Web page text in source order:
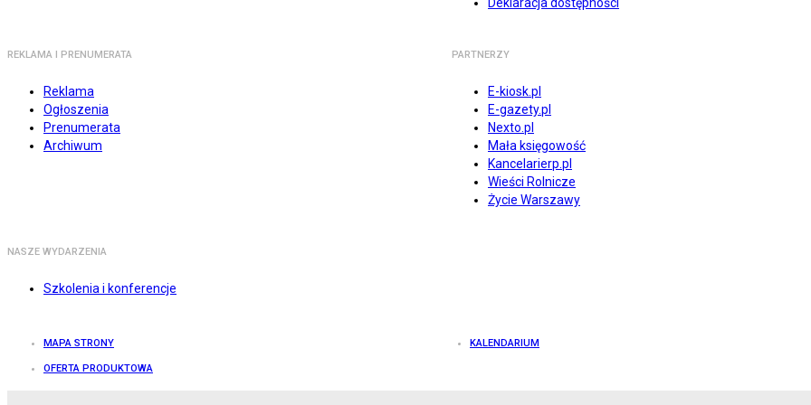
REKLAMA I PRENUMERATA
Reklama
Ogłoszenia
Prenumerata
Archiwum
PARTNERZY
E-kiosk.pl
E-gazety.pl
Nexto.pl
Mała księgowość
Kancelarierp.pl
Wieści Rolnicze
Życie Warszawy
NASZE WYDARZENIA
Szkolenia i konferencje
MAPA STRONY KALENDARIUM
OFERTA PRODUKTOWA